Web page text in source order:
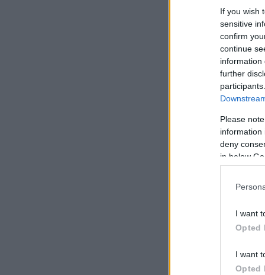
If you wish
sensitive
confirm
continue
information
further
Please
information
deny
in below
I want
Opted
I want
Opted